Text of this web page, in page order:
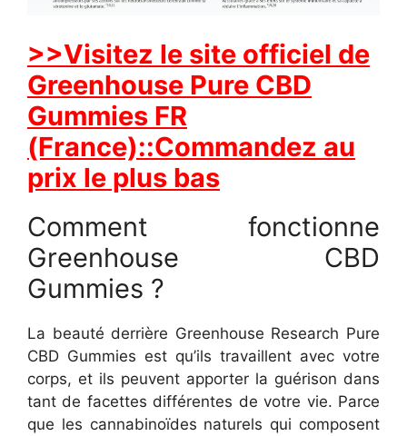
>>Visitez le site officiel de
Greenhouse Pure CBD
Gummies FR
(France)::Commandez au
prix le plus bas
Comment fonctionne
Greenhouse CBD
Gummies ?
La beauté derrière Greenhouse Research Pure
CBD Gummies est qu’ils travaillent avec votre
corps, et ils peuvent apporter la guérison dans
tant de facettes différentes de votre vie. Parce
que les cannabinoïdes naturels qui composent